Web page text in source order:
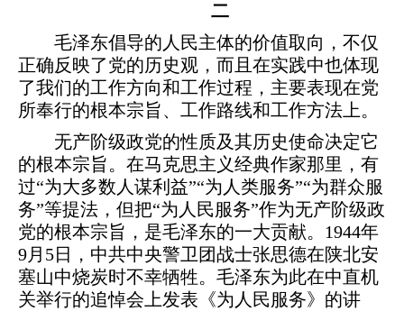
二
毛泽东倡导的人民主体的价值取向，不仅
正确反映了党的历史观，而且在实践中也体现
了我们的工作方向和工作过程，主要表现在党
所奉行的根本宗旨、工作路线和工作方法上。
无产阶级政党的性质及其历史使命决定它
的根本宗旨。在马克思主义经典作家那里，有
过“为大多数人谋利益”“为人类服务”“为群众服
务”等提法，但把“为人民服务”作为无产阶级政
党的根本宗旨，是毛泽东的一大贡献。1944年
9月5日，中共中央警卫团战士张思德在陕北安
塞山中烧炭时不幸牺牲。毛泽东为此在中直机
关举行的追悼会上发表《为人民服务》的讲